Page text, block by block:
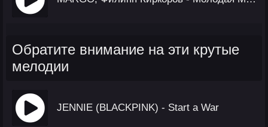
Обратите внимание на эти крутые
мелодии
JENNIE (BLACKPINK) - Start a War